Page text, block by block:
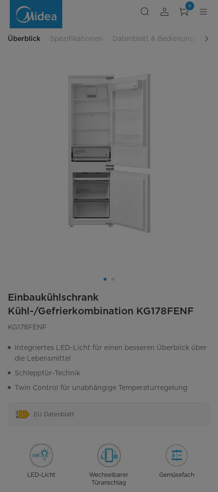
KG178FENF
0
Überblick Spezifikationen Datenblatt &
Einbaukühlschrank
Kühl-/Gefrierkombination KG178FENF
KG178FENF
Integriertes LED-Licht für einen besseren Überblick über
die Lebensmittel
Schlepptür-Technik
Twin Control für unabhängige Temperaturregelung
EU Datenblatt
LED-Licht
Wechselbarer
Türanschlag
Gemüsefach